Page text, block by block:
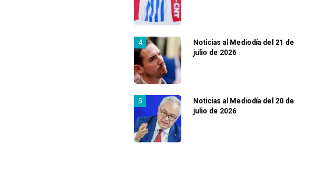
Noticias al Mediodía del 21 de
julio de 2026
Noticias al Mediodía del 20 de
julio de 2026